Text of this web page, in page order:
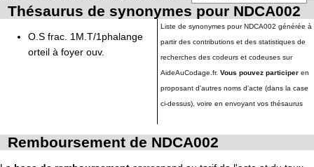
Thésaurus de synonymes pour NDCA002
O.S frac. 1M.T/1phalange
orteil à foyer ouv.
Liste de synonymes pour NDCA002 générée à
partir des contributions et des statistiques de
recherches des codeurs et codeuses sur
AideAuCodage.fr. Vous pouvez participer en
proposant d'autres noms d'acte (dans la case
ci-dessus), voire en envoyant vos thésaurus
Remboursement de NDCA002